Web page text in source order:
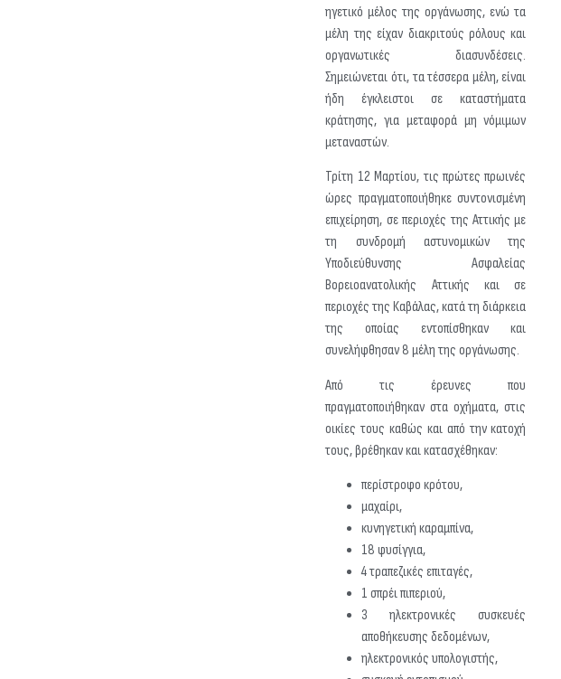
ηγετικό μέλος της οργάνωσης, ενώ τα
μέλη της είχαν διακριτούς ρόλους και
οργανωτικές διασυνδέσεις.
Σημειώνεται ότι, τα τέσσερα μέλη, είναι
ήδη έγκλειστοι σε καταστήματα
κράτησης, για μεταφορά μη νόμιμων
μεταναστών.
Τρίτη 12 Μαρτίου, τις πρώτες πρωινές
ώρες πραγματοποιήθηκε συντονισμένη
επιχείρηση, σε περιοχές της Αττικής με
τη συνδρομή αστυνομικών της
Υποδιεύθυνσης Ασφαλείας
Βορειοανατολικής Αττικής και σε
περιοχές της Καβάλας, κατά τη διάρκεια
της οποίας εντοπίσθηκαν και
συνελήφθησαν 8 μέλη της οργάνωσης.
Από τις έρευνες που
πραγματοποιήθηκαν στα οχήματα, στις
οικίες τους καθώς και από την κατοχή
τους, βρέθηκαν και κατασχέθηκαν:
περίστροφο κρότου,
μαχαίρι,
κυνηγετική καραμπίνα,
18 φυσίγγια,
4 τραπεζικές επιταγές,
1 σπρέι πιπεριού,
3 ηλεκτρονικές συσκευές
αποθήκευσης δεδομένων,
ηλεκτρονικός υπολογιστής,